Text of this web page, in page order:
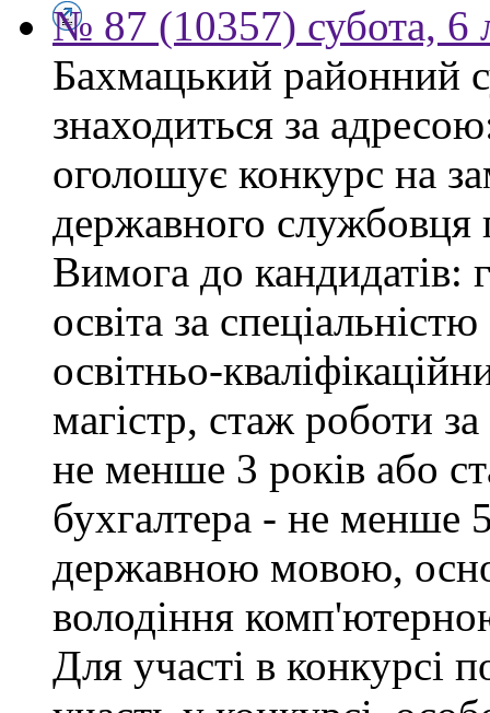
№ 87 (10357) субота, 6
Бахмацький районний
знаходиться за
оголошує конкурс на
державного службовця
Вимога до кандидатів:
освіта за
освітньо-
магістр, стаж роботи
не менше 3 років або
бухгалтера - не менше
державною мовою,
володіння
Для участі в конкурсі